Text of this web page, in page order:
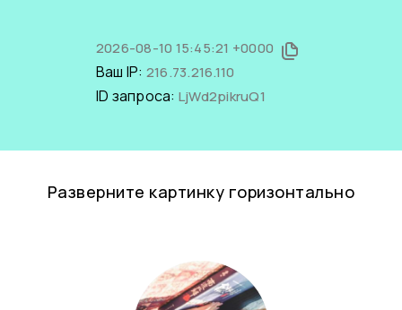
2026-08-10 15:45:21 +0000
Ваш IP: 216.73.216.110
ID запроса: LjWd2pikruQ1
Разверните картинку горизонтально